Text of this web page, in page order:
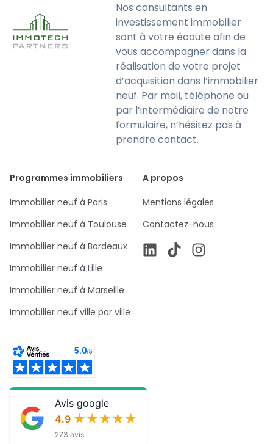
Nos consultants en
investissement immobilier
sont à votre écoute afin de
vous accompagner dans la
réalisation de votre projet
d’acquisition dans l’immobilier
neuf. Par mail, téléphone ou
par l’intermédiaire de notre
formulaire, n’hésitez pas à
prendre contact.
Programmes immobiliers
Immobilier neuf à Paris
Immobilier neuf à Toulouse
Immobilier neuf à Bordeaux
Immobilier neuf à Lille
Immobilier neuf à Marseille
Immobilier neuf ville par ville
A propos
Mentions légales
Contactez-nous
Avis google
4.9 ★★★★★
★★★★★
273 avis